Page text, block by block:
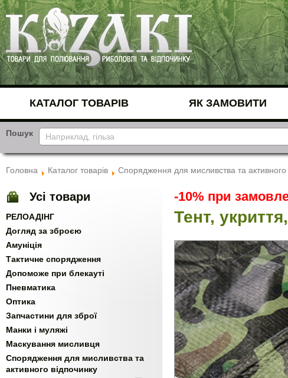
КАТАЛОГ ТОВАРІВ ЯК ЗАМОВИТИ
Пошук
Головна Каталог товарів Спорядження для мисливства та активного
Усі товари
РЕЛОАДІНГ
Догляд за зброєю
Амуніція
Тактичне спорядження
Допоможе при блекауті
Пневматика
Оптика
Запчастини для зброї
Манки і муляжі
Маскування мисливця
Спорядження для мисливства та
активного відпочинку
-10% при
Тент,